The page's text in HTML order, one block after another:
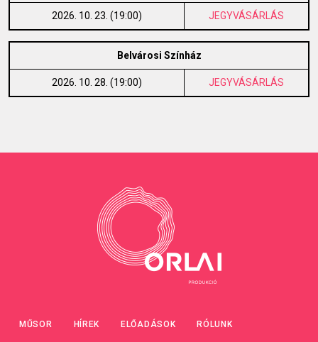
2026. 10. 23. (19:00) JEGYVÁSÁRLÁS
Belvárosi Színház
2026. 10. 28. (19:00) JEGYVÁSÁRLÁS
MŰSOR HÍREK ELŐADÁSOK RÓLUNK